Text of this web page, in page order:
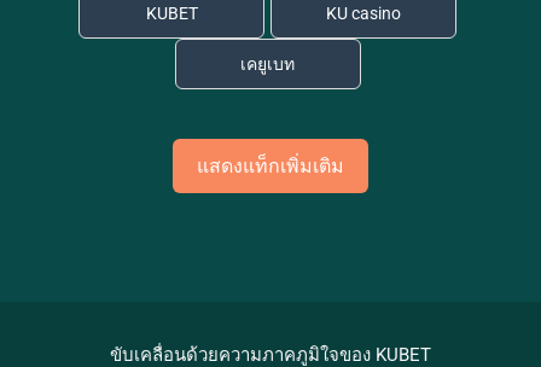
KUBET KU casino
เคยูเบท
แสดงแท็กเพิ่มเติม
ขับเคลื่อนด้วยความภาคภูมิใจของ KUBET